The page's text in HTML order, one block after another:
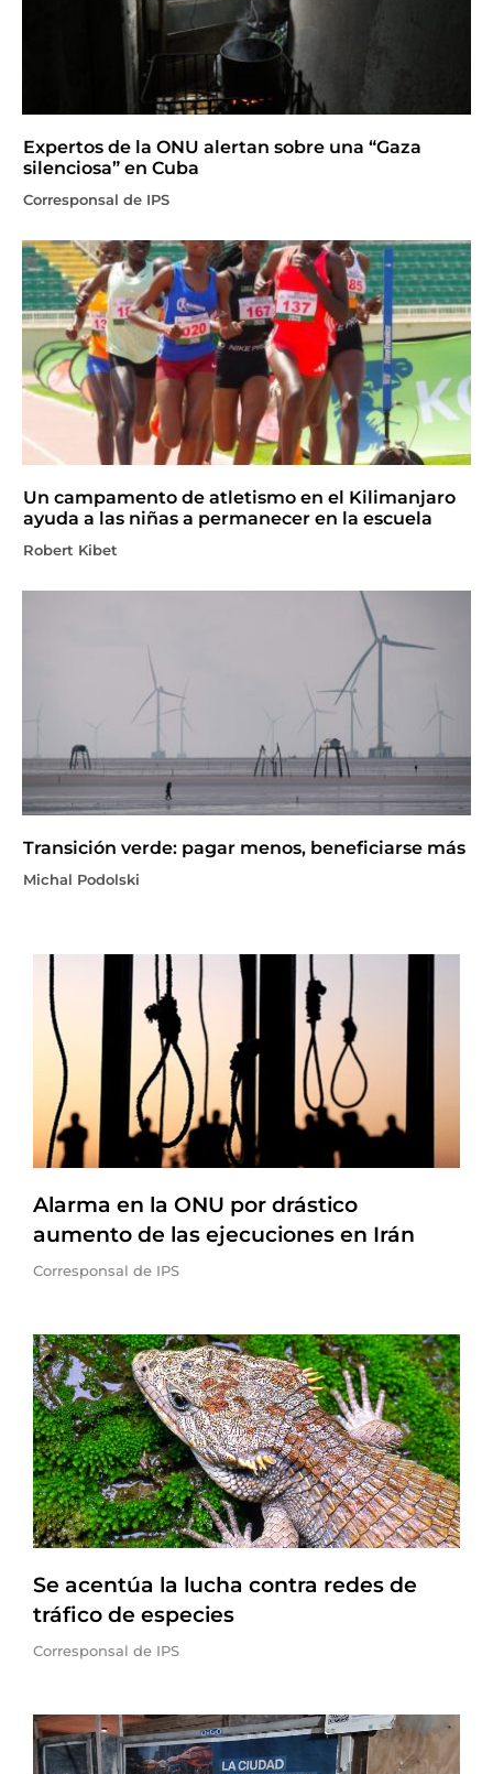
Expertos de la ONU alertan sobre una “Gaza
silenciosa” en Cuba
Corresponsal de IPS
Un campamento de atletismo en el Kilimanjaro
ayuda a las niñas a permanecer en la escuela
Robert Kibet
Transición verde: pagar menos, beneficiarse más
Michal Podolski
Alarma en la ONU por drástico
aumento de las ejecuciones en Irán
Corresponsal de IPS
Se acentúa la lucha contra redes de
tráfico de especies
Corresponsal de IPS